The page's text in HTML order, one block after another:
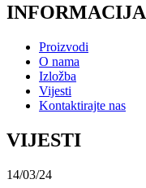
INFORMACIJA
Proizvodi
O nama
Izložba
Vijesti
Kontaktirajte nas
VIJESTI
14/03/24